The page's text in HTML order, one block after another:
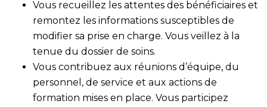
Vous recueillez les attentes des bénéficiaires et
remontez les informations susceptibles de
modifier sa prise en charge. Vous veillez à la
tenue du dossier de soins.
Vous contribuez aux réunions d’équipe, du
personnel, de service et aux actions de
formation mises en place. Vous participez